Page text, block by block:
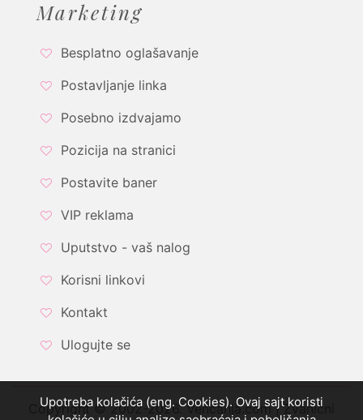
Marketing
Besplatno oglašavanje
Postavljanje linka
Posebno izdvajamo
Pozicija na stranici
Postavite baner
VIP reklama
Uputstvo - vaš nalog
Korisni linkovi
Kontakt
Ulogujte se
Copyright © 2002-2026. Vencanja.com | Zvanični
Upotreba kolačića (eng. Cookies). Ovaj sajt koristi